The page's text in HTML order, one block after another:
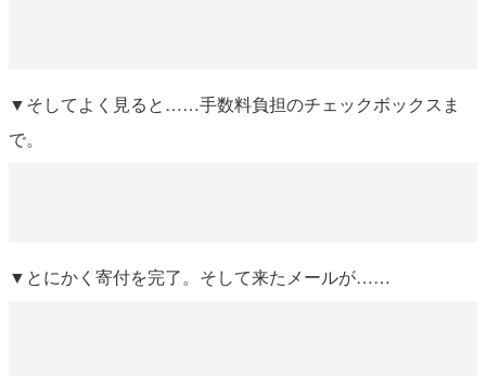
▼そしてよく見ると……手数料負担のチェックボックスま
で。
▼とにかく寄付を完了。そして来たメールが……